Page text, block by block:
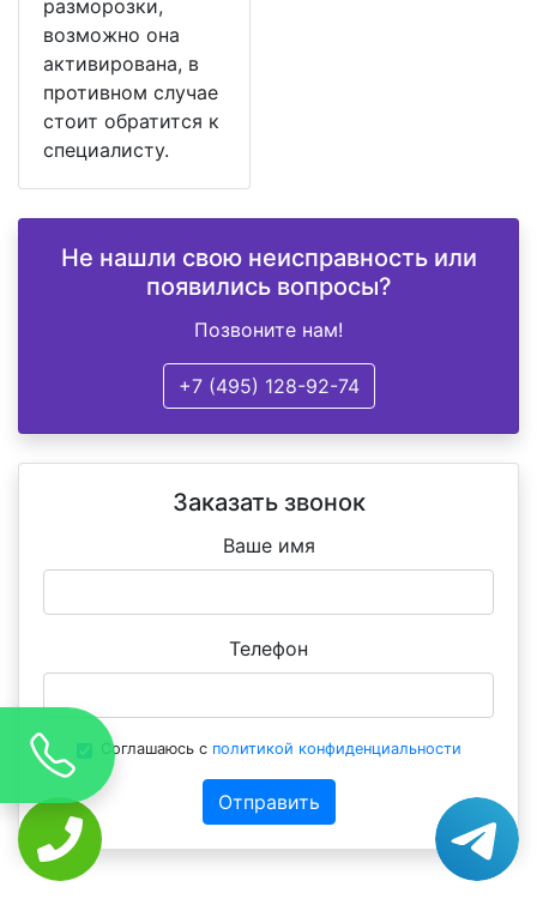
разморозки,
возможно она
активирована, в
противном случае
стоит обратится к
специалисту.
Не нашли свою неисправность или
появились вопросы?
Позвоните нам!
+7 (495) 128-92-74
Заказать звонок
Ваше имя
Телефон
Соглашаюсь с политикой конфиденциальности
Отправить